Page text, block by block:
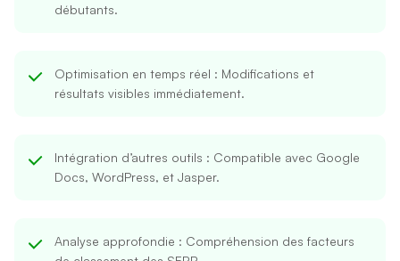
débutants.
Optimisation en temps réel : Modifications et
résultats visibles immédiatement.
Intégration d’autres outils : Compatible avec Google
Docs, WordPress, et Jasper.
Analyse approfondie : Compréhension des facteurs